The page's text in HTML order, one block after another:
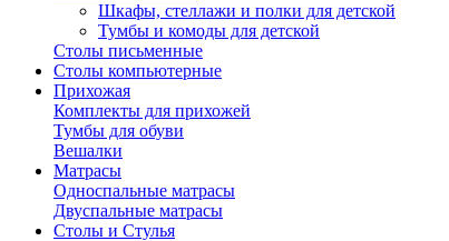
Шкафы, стеллажи и полки для детской
Тумбы и комоды для детской
Столы письменные
Столы компьютерные
Прихожая
Комплекты для прихожей
Тумбы для обуви
Вешалки
Матрасы
Односпальные матрасы
Двуспальные матрасы
Столы и Стулья